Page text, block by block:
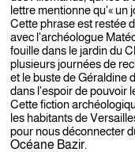
lettre mentionne qu'« un
Cette phrase est restée
avec l'archéologue
fouille dans le jardin du
plusieurs journées de
et le buste de Géraldine
dans l'espoir de pouvoir
Cette fiction
les habitants de
pour nous déconnecter
Océane Bazir.